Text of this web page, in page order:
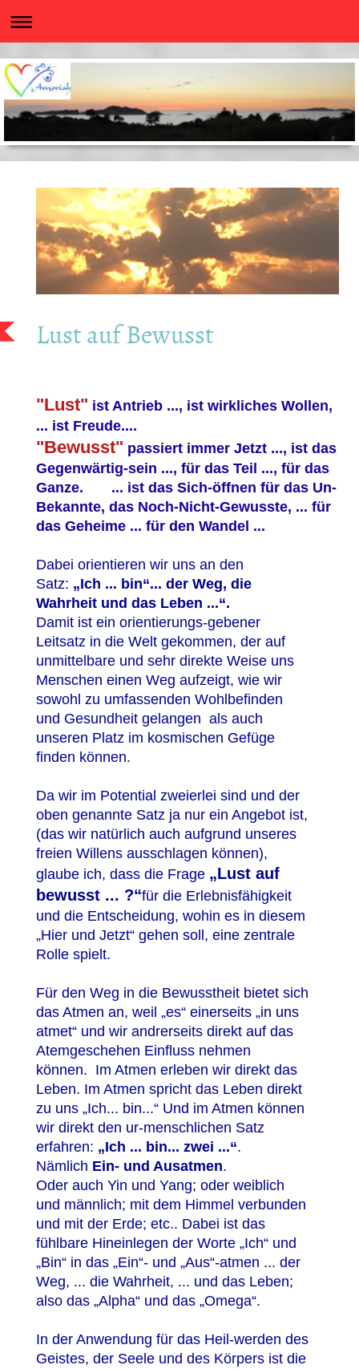
Lust auf Bewusst
"Lust" ist Antrieb ..., ist wirkliches Wollen,
... ist Freude....
"Bewusst" passiert immer Jetzt ..., ist das
Gegenwärtig-sein ..., für das Teil ..., für das
Ganze. ... ist das Sich-öffnen für das Un-
Bekannte, das Noch-Nicht-Gewusste, ... für
das Geheime ... für den Wandel ...
Dabei orientieren wir uns an den
Satz: „Ich ... bin“... der Weg, die
Wahrheit und das Leben ...“.
Damit ist ein orientierungs-gebener
Leitsatz in die Welt gekommen, der auf
unmittelbare und sehr direkte Weise uns
Menschen einen Weg aufzeigt, wie wir
sowohl zu umfassenden Wohlbefinden
und Gesundheit gelangen als auch
unseren Platz im kosmischen Gefüge
finden können.
Da wir im Potential zweierlei sind und der
oben genannte Satz ja nur ein Angebot ist,
(das wir natürlich auch aufgrund unseres
freien Willens ausschlagen können),
glaube ich, dass die Frage „Lust auf
bewusst ... ?“für die Erlebnisfähigkeit
und die Entscheidung, wohin es in diesem
„Hier und Jetzt“ gehen soll, eine zentrale
Rolle spielt.
Für den Weg in die Bewusstheit bietet sich
das Atmen an, weil „es“ einerseits „in uns
atmet“ und wir andrerseits direkt auf das
Atemgeschehen Einfluss nehmen
können. Im Atmen erleben wir direkt das
Leben. Im Atmen spricht das Leben direkt
zu uns „Ich... bin...“ Und im Atmen können
wir direkt den ur-menschlichen Satz
erfahren: „Ich ... bin... zwei ...“.
Nämlich Ein- und Ausatmen.
Oder auch Yin und Yang; oder weiblich
und männlich; mit dem Himmel verbunden
und mit der Erde; etc.. Dabei ist das
fühlbare Hineinlegen der Worte „Ich“ und
„Bin“ in das „Ein“- und „Aus“-atmen ... der
Weg, ... die Wahrheit, ... und das Leben;
also das „Alpha“ und das „Omega“.
In der Anwendung für das Heil-werden des
Geistes, der Seele und des Körpers ist die